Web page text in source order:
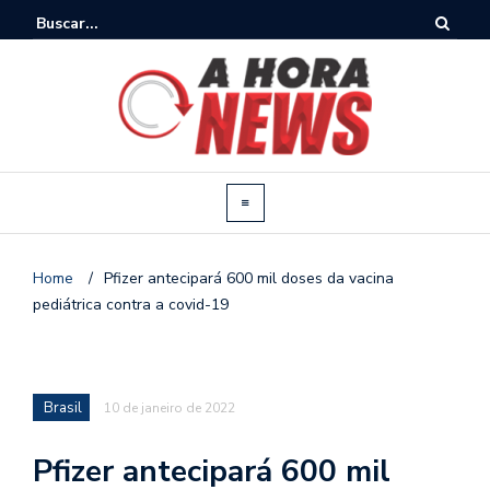
Home / Pfizer antecipará 600 mil doses da vacina
pediátrica contra a covid-19
Brasil 10 de janeiro de 2022
Pfizer antecipará 600 mil